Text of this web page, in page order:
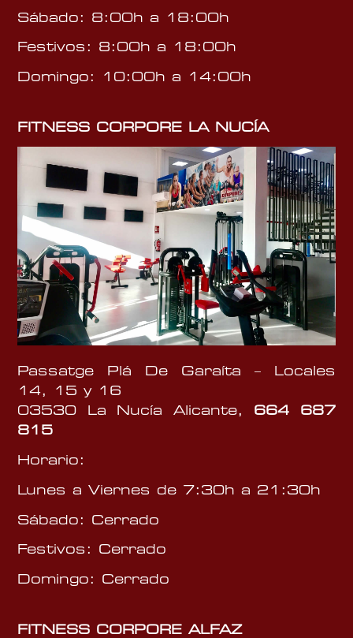
Sábado: 8:00h a 18:00h
Festivos: 8:00h a 18:00h
Domingo: 10:00h a 14:00h
FITNESS CORPORE LA NUCÍA
Passatge Plá De Garaíta – Locales
14, 15 y 16
03530 La Nucía Alicante, 664 687
815
Horario:
Lunes a Viernes de 7:30h a 21:30h
Sábado: Cerrado
Festivos: Cerrado
Domingo: Cerrado
FITNESS CORPORE ALFAZ